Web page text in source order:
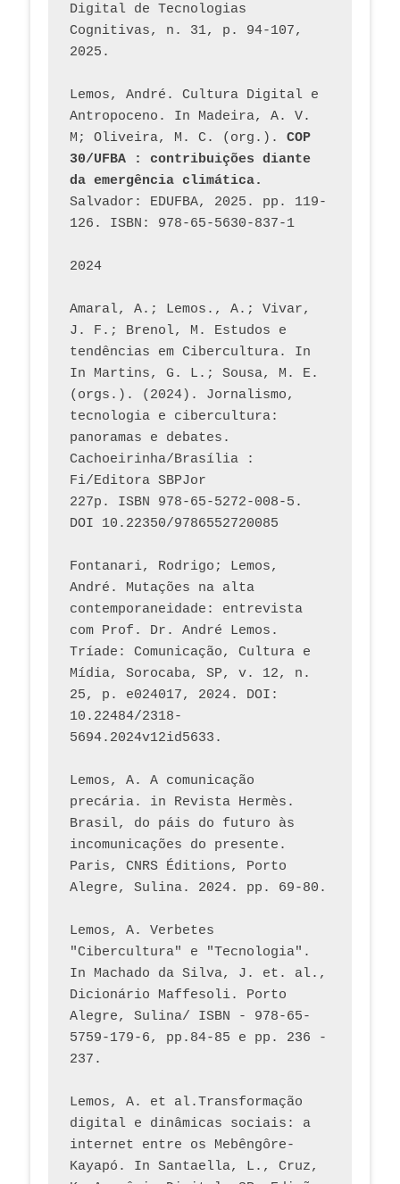
Digital de Tecnologias
Cognitivas, n. 31, p. 94-107,
2025.
Lemos, André. Cultura Digital e
Antropoceno. In Madeira, A. V.
M; Oliveira, M. C. (org.). COP
30/UFBA : contribuições diante
da emergência climática.
Salvador: EDUFBA, 2025. pp. 119-
126. ISBN: 978-65-5630-837-1
2024
Amaral, A.; Lemos., A.; Vivar,
J. F.; Brenol, M. Estudos e
tendências em Cibercultura. In
In Martins, G. L.; Sousa, M. E.
(orgs.). (2024). Jornalismo,
tecnologia e cibercultura:
panoramas e debates.
Cachoeirinha/Brasília :
Fi/Editora SBPJor
227p. ISBN 978-65-5272-008-5.
DOI 10.22350/9786552720085
Fontanari, Rodrigo; Lemos,
André. Mutações na alta
contemporaneidade: entrevista
com Prof. Dr. André Lemos.
Tríade: Comunicação, Cultura e
Mídia, Sorocaba, SP, v. 12, n.
25, p. e024017, 2024. DOI:
10.22484/2318-
5694.2024v12id5633.
Lemos, A. A comunicação
precária. in Revista Hermès.
Brasil, do páis do futuro às
incomunicações do presente.
Paris, CNRS Éditions, Porto
Lemos, A. Verbetes
"Cibercultura" e "Tecnologia".
In Machado da Silva, J. et. al.,
Dicionário Maffesoli. Porto
Alegre, Sulina/ ISBN - 978-65-
5759-179-6, pp.84-85 e pp. 236 -
237.
Lemos, A. et al.Transformação
digital e dinâmicas sociais: a
internet entre os Mebêngôre-
Kayapó. In Santaella, L., Cruz,